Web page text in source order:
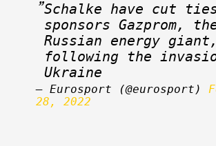
Schalke have cut
sponsors Gazprom,
Russian energy giant,
following the
Ukraine
— Eurosport (@eurosport)
28, 2022